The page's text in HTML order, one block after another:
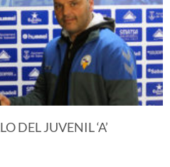
DEL JUVENIL ‘A’